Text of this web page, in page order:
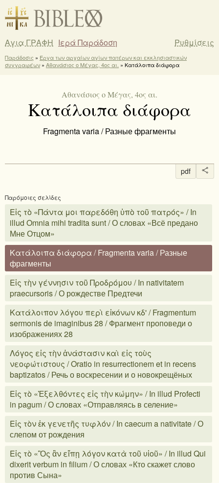
Αγια ΓΡΑΦΗ Ιερά Παράδοση Ρυθμίσεις
Παράδοσις » Έργα των αρχαίων αγίων πατέρων και εκκλησιαστικών
συγγραφέων » Αθανάσιος ο Μέγας, 4ος αι. » Κατάλοιπα διάφορα
Αθανάσιος ο Μέγας, 4ος αι.
Κατάλοιπα διάφορα
Fragmenta varia / Разные фрагменты
pdf
Παρόμοιες σελίδες
Εἰς τὸ «Πάντα μοι παρεδόθη ὑπὸ τοῦ πατρός» / In
illud Omnia mihi tradita sunt / О словах «Всё предано
Мне Отцом»
Κατάλοιπα διάφορα / Fragmenta varia / Разные
фрагменты
Εἰς τὴν γέννησιν τοῦ Προδρόμου / In nativitatem
praecursoris / О рождестве Предтечи
Κατάλοιπον λόγου περὶ εἰκόνων κδ' / Fragmentum
sermonis de imaginibus 28 / Фрагмент проповеди о
изображениях 28
Λόγος εἰς τὴν ἀνάστασιν καὶ εἰς τοὺς
νεοφώτιστους / Oratio in resurrectionem et in recens
baptizatos / Речь о воскресении и о новокрещёных
Εἰς τὸ «Ἐξελθόντες εἰς τὴν κώμην» / In illud Profecti
in pagum / О словах «Отправляясь в селение»
Εἰς τὸν ἐκ γενετῆς τυφλόν / In caecum a nativitate / О
слепом от рождения
Εἰς τὸ «Ὃς ἂν εἴπῃ λόγον κατὰ τοῦ υἱοῦ» / In illud Qui
dixerit verbum in filium / О словах «Кто скажет слово
против Сына»